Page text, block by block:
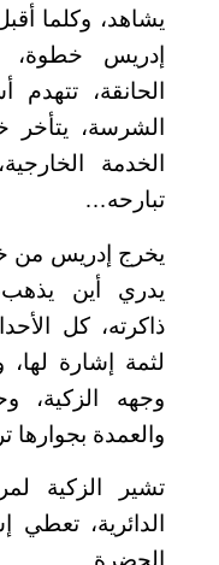
يشاهد، وكلما
إدريس
الحانقة،
الشرسة،
الخدمة
تبارحه…
يخرج إدريس من
يدري أين
ذاكرته، كل
لثمة إشارة
وجهه الزكية،
والعمدة بجوارها
تشير الزكية
الدائرية، تعطي
الحضرة.